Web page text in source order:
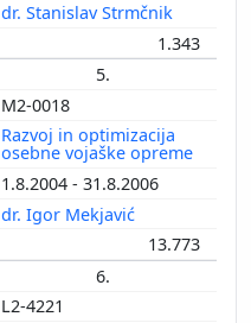
dr. Stanislav Strmčnik
1.343
5.
M2-0018
Razvoj in optimizacija
osebne vojaške opreme
1.8.2004 - 31.8.2006
dr. Igor Mekjavić
13.773
6.
L2-4221